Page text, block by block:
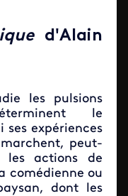
d'Alain
les pulsions
le
ses expériences
peut-
les actions de
comédienne ou
dont les